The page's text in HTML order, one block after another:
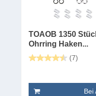
TOAOB 1350
Ohrring Haken...
(7)
Bei